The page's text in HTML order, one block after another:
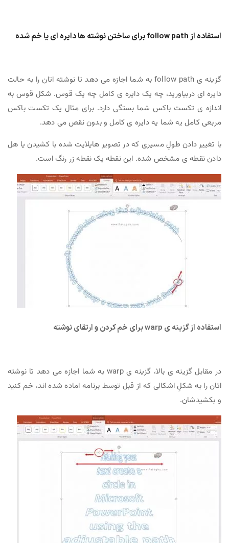
استفاده از follow path برای ساختن نوشته ها دایره ای یا خم شده
گزینه ی follow path به شما اجازه می دهد تا نوشته اتان را به حالت
دایره ای دربیاورید، چه یک دایره ی کامل چه یک قوس. شکل قوس به
اندازه ی تکست باکس شما بستگی دارد. برای مثال یک تکست باکس
مربعی کامل یه شما یه دایره ی کامل و بدون نقص می دهد.
با تغییر دادن طولِ مسیری که در تصویر هایلایت شده با کشیدن یا هل
دادن نقطه ی مشخص شده. این نقطه یک نقطه زر رنگ است.
استفاده از گزینه ی warp برای خم کردن و ارتقای نوشته
در مقابل گزینه ی بالا، گزینه ی warp به شما اجازه می دهد تا نوشته
اتان را به شکلِ اشکالی که از قبل توسط برنامه اماده شده اند، خم کنید
و بکشیدشان.